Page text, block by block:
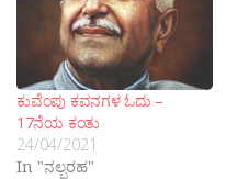
ಕುವೆಂಪು ಕವನಗಳ ಓದು –
17ನೆಯ ಕಂತು
24/04/2021
In "ನಲ್ಬರಹ"